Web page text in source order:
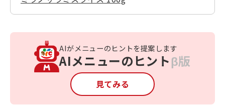
AIがメニューのヒントを提案します
AIメニューのヒントβ版
見てみる